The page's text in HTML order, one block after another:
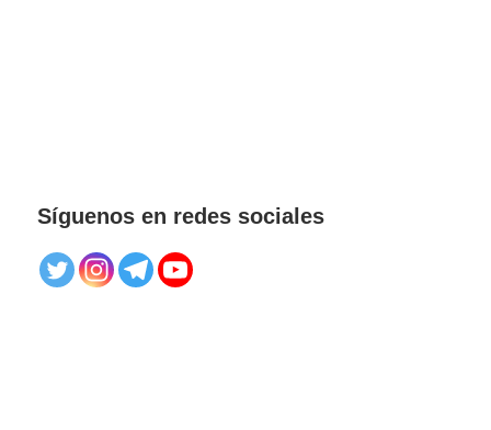
Síguenos en redes sociales